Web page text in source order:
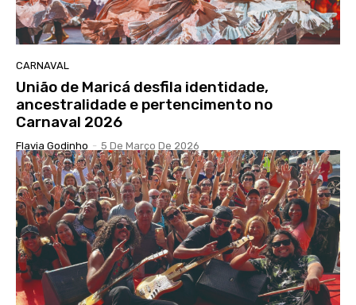
CARNAVAL
União de Maricá desfila identidade,
ancestralidade e pertencimento no
Carnaval 2026
Flavia Godinho - 5 De Março De 2026